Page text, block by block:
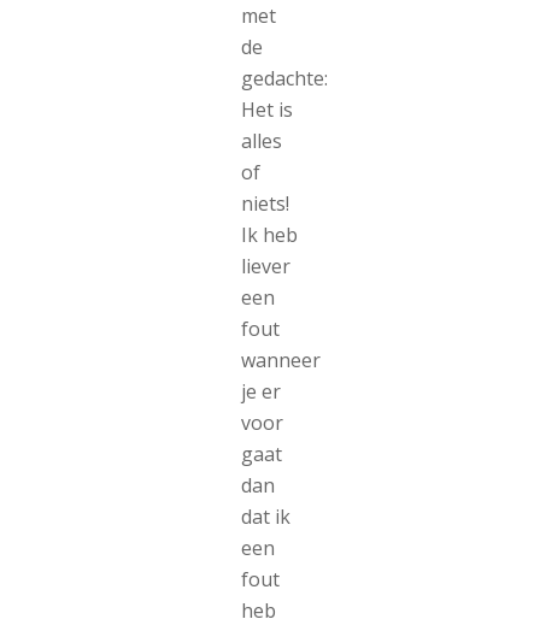
met
de
gedachte:
Het is
alles
of
niets!
Ik heb
liever
een
fout
wanneer
je er
voor
gaat
dan
dat ik
een
fout
heb